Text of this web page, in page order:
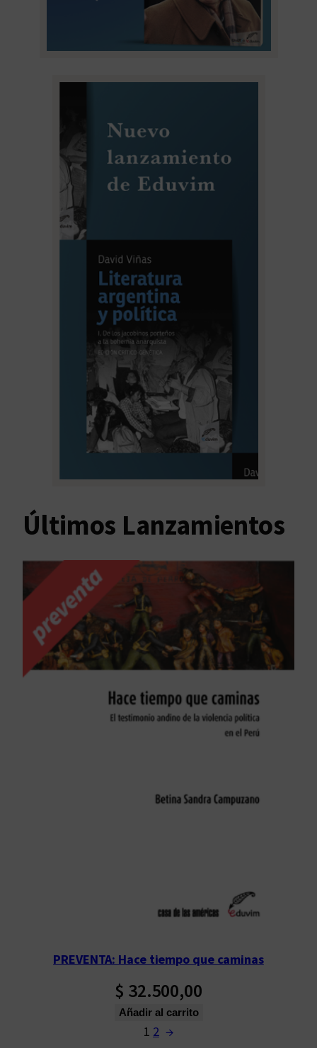
Últimos Lanzamientos
PREVENTA: Hace tiempo que caminas
$ 32.500,00
Añadir al carrito
1 2 →